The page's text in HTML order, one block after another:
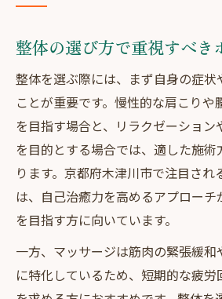
整体の選び方で重視すべき
整体を選ぶ際には、まず自身の症状
ことが重要です。慢性的な肩こりや
を目指す場合と、リラクゼーション
を目的とする場合では、適した施
ります。京都府木津川市で注目され
は、自己治癒力を高めるアプローチ
を目指す方に向いています。
一方、マッサージは筋肉の緊張緩
に特化しているため、短期的な疲